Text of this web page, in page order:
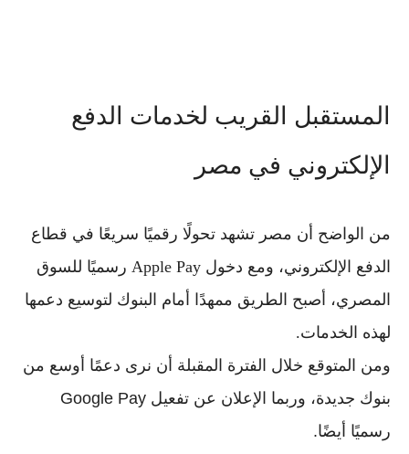
المستقبل القريب لخدمات الدفع
الإلكتروني في مصر
من الواضح أن مصر تشهد تحولًا رقميًا سريعًا في قطاع
الدفع الإلكتروني، ومع دخول Apple Pay رسميًا للسوق
المصري، أصبح الطريق ممهدًا أمام البنوك لتوسيع دعمها
لهذه الخدمات.
ومن المتوقع خلال الفترة المقبلة أن نرى دعمًا أوسع من
بنوك جديدة، وربما الإعلان عن تفعيل Google Pay
رسميًا أيضًا.